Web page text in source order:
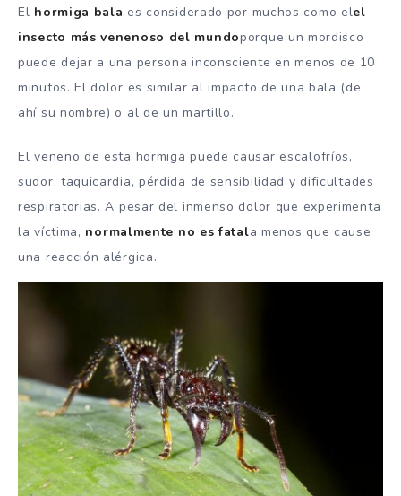
El hormiga bala es considerado por muchos como elel
insecto más venenoso del mundoporque un mordisco
puede dejar a una persona inconsciente en menos de 10
minutos. El dolor es similar al impacto de una bala (de
ahí su nombre) o al de un martillo.
El veneno de esta hormiga puede causar escalofríos,
sudor, taquicardia, pérdida de sensibilidad y dificultades
respiratorias. A pesar del inmenso dolor que experimenta
la víctima, normalmente no es fatala menos que cause
una reacción alérgica.